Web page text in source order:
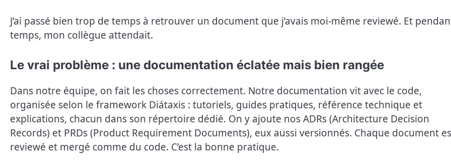
J’ai passé bien trop de temps à retrouver un document que j’avais moi-même reviewé. Et
temps, mon collègue attendait.
Le vrai problème : une documentation éclatée mais bien rangée
Dans notre équipe, on fait les choses correctement. Notre documentation vit avec le code,
organisée selon le framework Diátaxis : tutoriels, guides pratiques, référence technique et
explications, chacun dans son répertoire dédié. On y ajoute nos ADRs (Architecture Decision
Records) et PRDs (Product Requirement Documents), eux aussi versionnés. Chaque document
reviewé et mergé comme du code. C’est la bonne pratique.